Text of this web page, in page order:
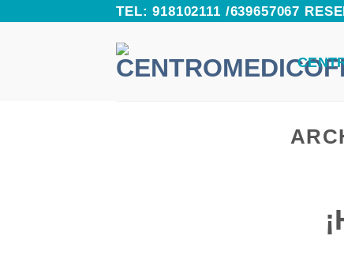
TEL: 918102111 /639657067